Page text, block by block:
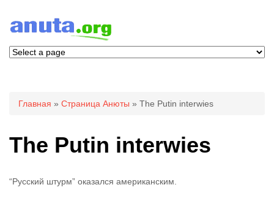
Вы здесь
Главная » Страница Анюты » The Putin interwies
The Putin interwies
“Русский штурм” оказался американским.